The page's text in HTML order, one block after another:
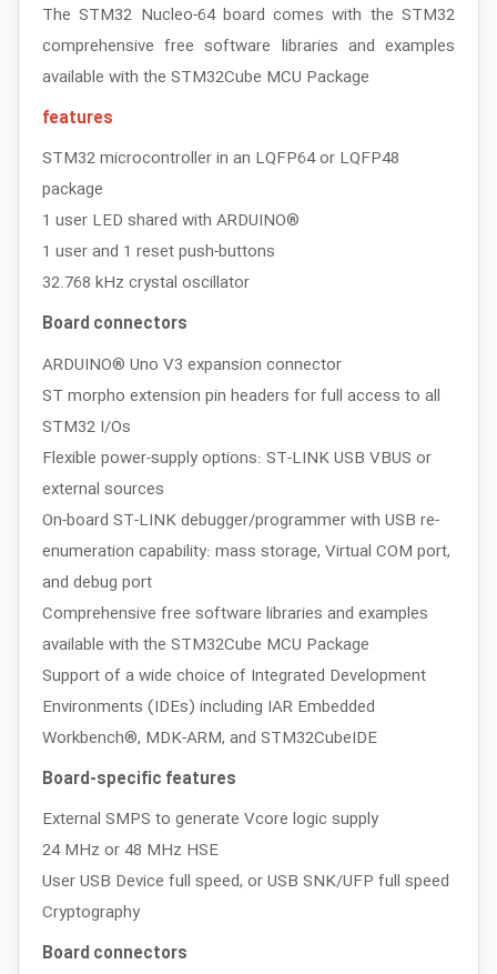
The STM32 Nucleo-64 board comes with the STM32
comprehensive free software libraries and examples
available with the STM32Cube MCU Package
features
STM32 microcontroller in an LQFP64 or LQFP48
package
1 user LED shared with ARDUINO®
1 user and 1 reset push-buttons
32.768 kHz crystal oscillator
Board connectors
ARDUINO® Uno V3 expansion connector
ST morpho extension pin headers for full access to all
STM32 I/Os
Flexible power-supply options: ST-LINK USB VBUS or
external sources
On-board ST-LINK debugger/programmer with USB re-
enumeration capability: mass storage, Virtual COM port,
and debug port
Comprehensive free software libraries and examples
available with the STM32Cube MCU Package
Support of a wide choice of Integrated Development
Environments (IDEs) including IAR Embedded
Workbench®, MDK-ARM, and STM32CubeIDE
Board-specific features
External SMPS to generate Vcore logic supply
24 MHz or 48 MHz HSE
User USB Device full speed, or USB SNK/UFP full speed
Cryptography
Board connectors